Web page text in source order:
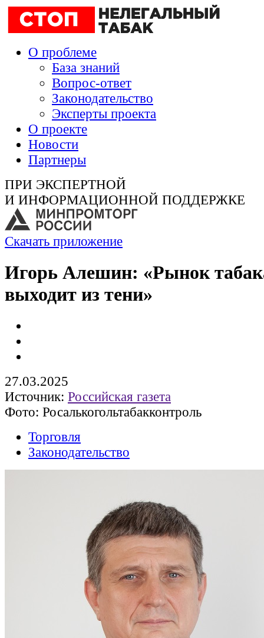
О проблеме
База знаний
Вопрос-ответ
Законодательство
Эксперты проекта
О проекте
Новости
Партнеры
ПРИ ЭКСПЕРТНОЙ
И ИНФОРМАЦИОННОЙ ПОДДЕРЖКЕ
Скачать приложение
Игорь Алешин: «Рынок
выходит из тени»
27.03.2025
Источник: Российская газета
Фото: Росалькогольтабакконтроль
Торговля
Законодательство